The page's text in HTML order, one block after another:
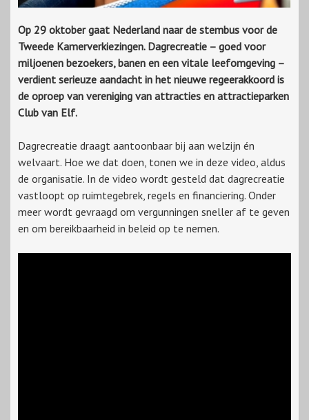
Op 29 oktober gaat Nederland naar de stembus voor de
Tweede Kamerverkiezingen. Dagrecreatie – goed voor
miljoenen bezoekers, banen en een vitale leefomgeving –
verdient serieuze aandacht in het nieuwe regeerakkoord is
de oproep van vereniging van attracties en attractieparken
Club van Elf.
Dagrecreatie draagt aantoonbaar bij aan welzijn én
welvaart. Hoe we dat doen, tonen we in deze video, aldus
de organisatie. In de video wordt gesteld dat dagrecreatie
vastloopt op ruimtegebrek, regels en financiering. Onder
meer wordt gevraagd om vergunningen sneller af te geven
en om bereikbaarheid in beleid op te nemen.